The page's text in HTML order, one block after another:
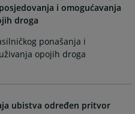
i omogućavanja
droga
ponašanja i
opojih droga
ubistva određen pritvor